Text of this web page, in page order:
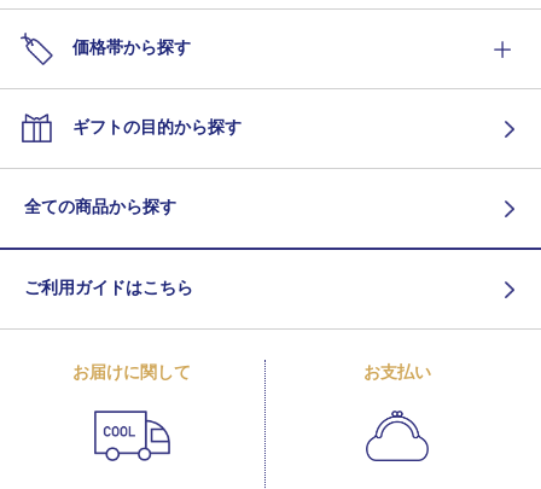
価格帯から探す
ギフトの目的から探す
全ての商品から探す
ご利用ガイドはこちら
お届けに関して お支払い